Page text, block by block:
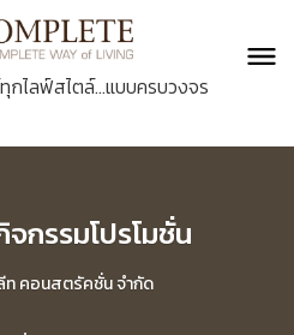
กไลฟ์สไตล์...แบบครบวงจร
กรรมโปรโมชั่น
คอนสตรัคชั่น จำกัด